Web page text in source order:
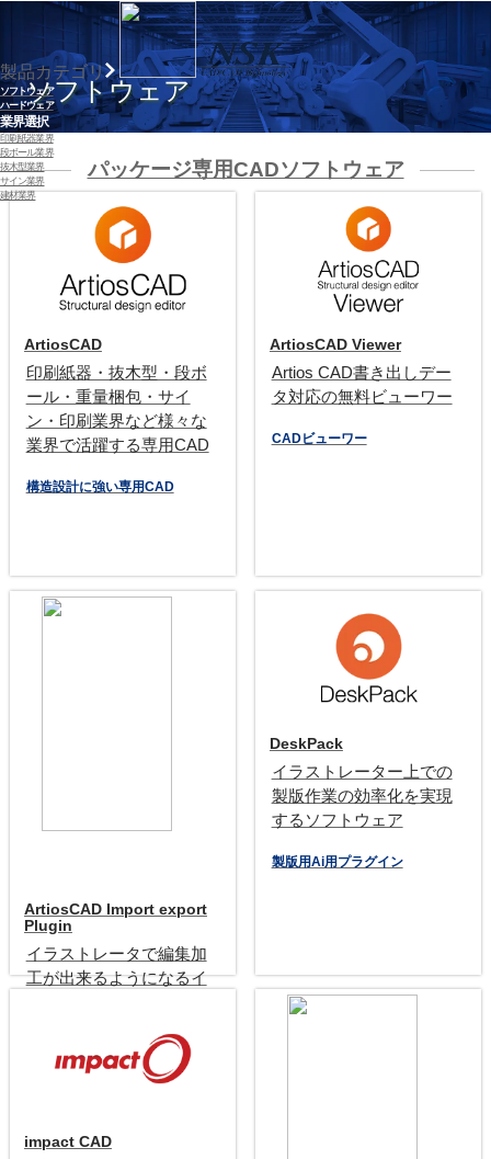
製品カテゴリ
ソフトウェア
ハードウェア
業界選択
印刷紙器業界
段ボール業界
抜木型業界
サイン業界
建材業界
ソフトウェア
パッケージ専用CADソフトウェア
ArtiosCAD
印刷紙器・抜木型・段ボ
ール・重量梱包・サイ
ン・印刷業界など様々な
業界で活躍する専用CAD
構造設計に強い専用CAD
ArtiosCAD Viewer
Artios CAD書き出しデー
タ対応の無料ビューワー
CADビューワー
ArtiosCAD Import export
Plugin
イラストレータで編集加
工が出来るようになるイ
Ai用プラグイン
DeskPack
イラストレーター上での
製版作業の効率化を実現
するソフトウェア
製版用Ai用プラグイン
impact CAD